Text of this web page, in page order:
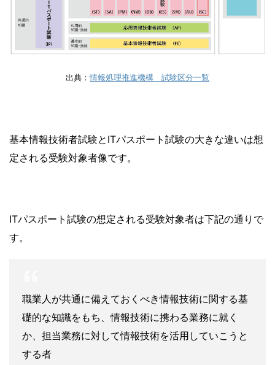
出典： 情報処理推進機構 試験区分一覧
基本情報技術者試験とITパスポート試験の大きな違いは想
定される受験対象者像です。
ITパスポート試験の想定される受験対象者は下記の通りで
す。
職業人が共通に備えておくべき情報技術に関する基
礎的な知識をもち、情報技術に携わる業務に就く
か、担当業務に対して情報技術を活用していこうと
する者